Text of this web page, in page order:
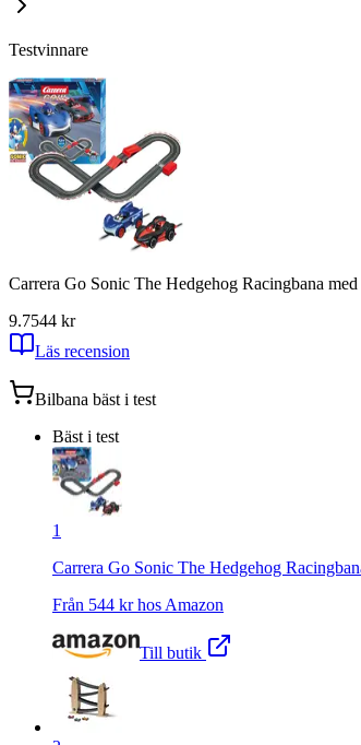
Testvinnare
Carrera Go Sonic The Hedgehog Racingbana
9.7544 kr
Läs recension
Bilbana bäst i test
Bäst i test
1
Carrera Go Sonic The Hedgehog
Från 544 kr hos Amazon
Till butik